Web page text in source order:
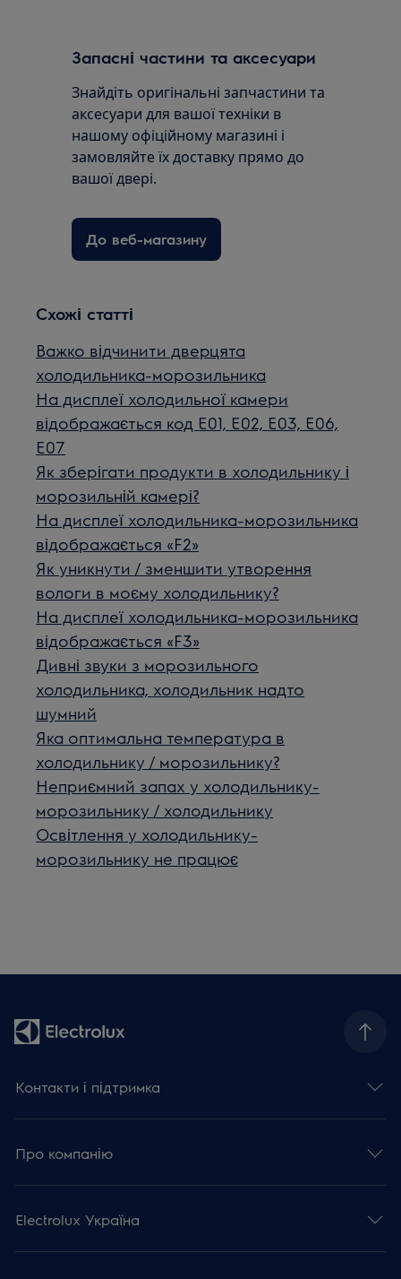
Запасні частини та аксесуари
Знайдіть оригінальні запчастини та
аксесуари для вашої техніки в
нашому офіційному магазині і
замовляйте їх доставку прямо до
вашої двері.
До веб-магазину
Схожі статті
Важко відчинити дверцята
холодильника-морозильника
На дисплеї холодильної камери
відображається код E01, E02, E03, E06,
E07
Як зберігати продукти в холодильнику і
морозильній камері?
На дисплеї холодильника-морозильника
відображається «F2»
Як уникнути / зменшити утворення
вологи в моєму холодильнику?
На дисплеї холодильника-морозильника
відображається «F3»
Дивні звуки з морозильного
холодильника, холодильник надто
шумний
Яка оптимальна температура в
холодильнику / морозильнику?
Неприємний запах у холодильнику-
морозильнику / холодильнику
Освітлення у холодильнику-
морозильнику не працює
Контакти і підтримка
Про компанію
Electrolux Україна